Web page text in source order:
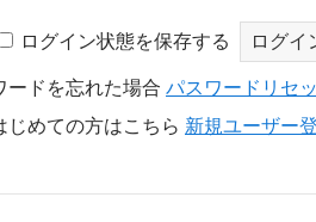
ログイン状態を保存する
ードを忘れた場合 パスワードリセ
じめての方はこちら 新規ユーザー